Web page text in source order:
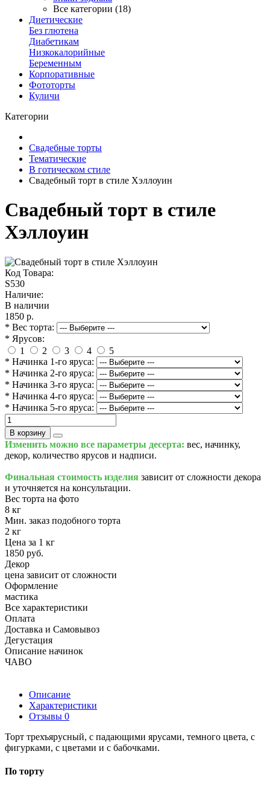
Все категории (18)
Диетические
Без глютена
Диабетикам
Низкокалорийные
Беременным
Корпоративные
Фототорты
Куличи
Категории
Свадебные торты
Тематические
В готическом стиле
Свадебный торт в стиле Хэллоуин
Свадебный торт в стиле
Хэллоуин
Код Товара:
S530
Наличие:
В наличии
1850 р.
* Вес торта:
* Ярусов:
1
2 3 4
5
* Начинка 1-го яруса:
* Начинка 2-го яруса:
* Начинка 3-го яруса:
* Начинка 4-го яруса:
* Начинка 5-го яруса:
В корзину
Изменить можно все параметры десерта: вес, начинку,
декор, количество ярусов и надписи.
Финальная стоимость изделия зависит от сложности декора
и уточняется на консультации.
Вес торта на фото
8 кг
Мин. заказ подобного торта
2 кг
Цена за 1 кг
1850 руб.
Декор
цена зависит от сложности
Оформление
мастика
Все характеристики
Оплата
Доставка и Самовывоз
Дегустация
Описание начинок
ЧАВО
Описание
Характеристики
Отзывы 0
Торт трехъярусный, с падающими ярусами, темного цвета, с
фигурками, с цветами и с бабочками.
По торту